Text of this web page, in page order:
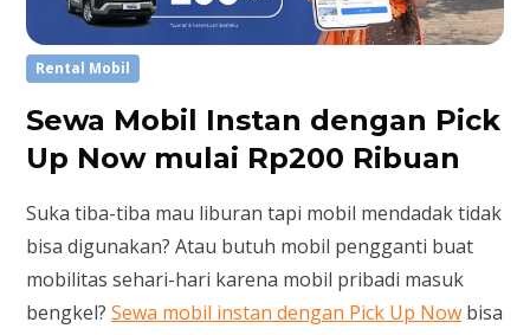
Rental Mobil
Sewa Mobil Instan dengan Pick
Up Now mulai Rp200 Ribuan
Suka tiba-tiba mau liburan tapi mobil mendadak tidak
bisa digunakan? Atau butuh mobil pengganti buat
mobilitas sehari-hari karena mobil pribadi masuk
bengkel? Sewa mobil instan dengan Pick Up Now bisa